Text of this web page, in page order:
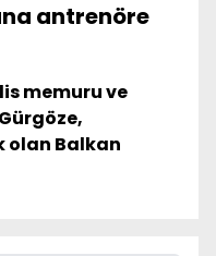
antrenöre
memuru ve
olan Balkan